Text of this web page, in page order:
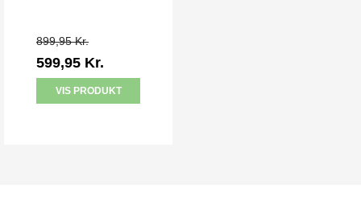
899,95 Kr.
599,95 Kr.
VIS PRODUKT